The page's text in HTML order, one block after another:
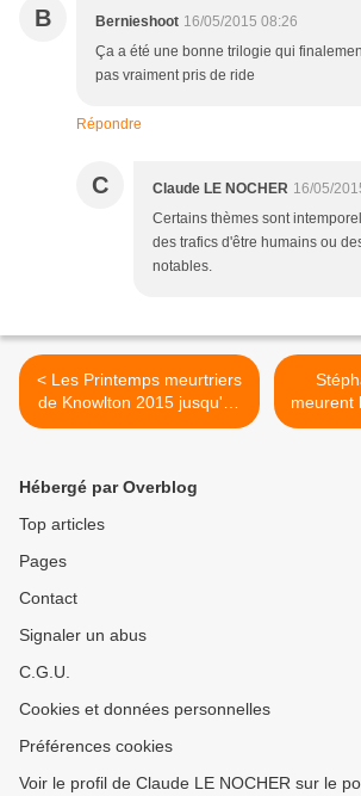
B Bernieshoot 16/05/2015 08:26
Ça a été une bonne trilogie qui
pas vraiment pris de ride
Répondre
C Claude LE NOCHER 16/05/
Certains thèmes sont
des trafics d'être humains ou
notables.
< Les Printemps meurtriers
de Knowlton 2015 jusqu'au
17 mai
meurent
Hébergé par Overblog
Top articles
Pages
Contact
Signaler un abus
C.G.U.
Cookies et données personnelles
Préférences cookies
Voir le profil de Claude LE NOCHER sur le